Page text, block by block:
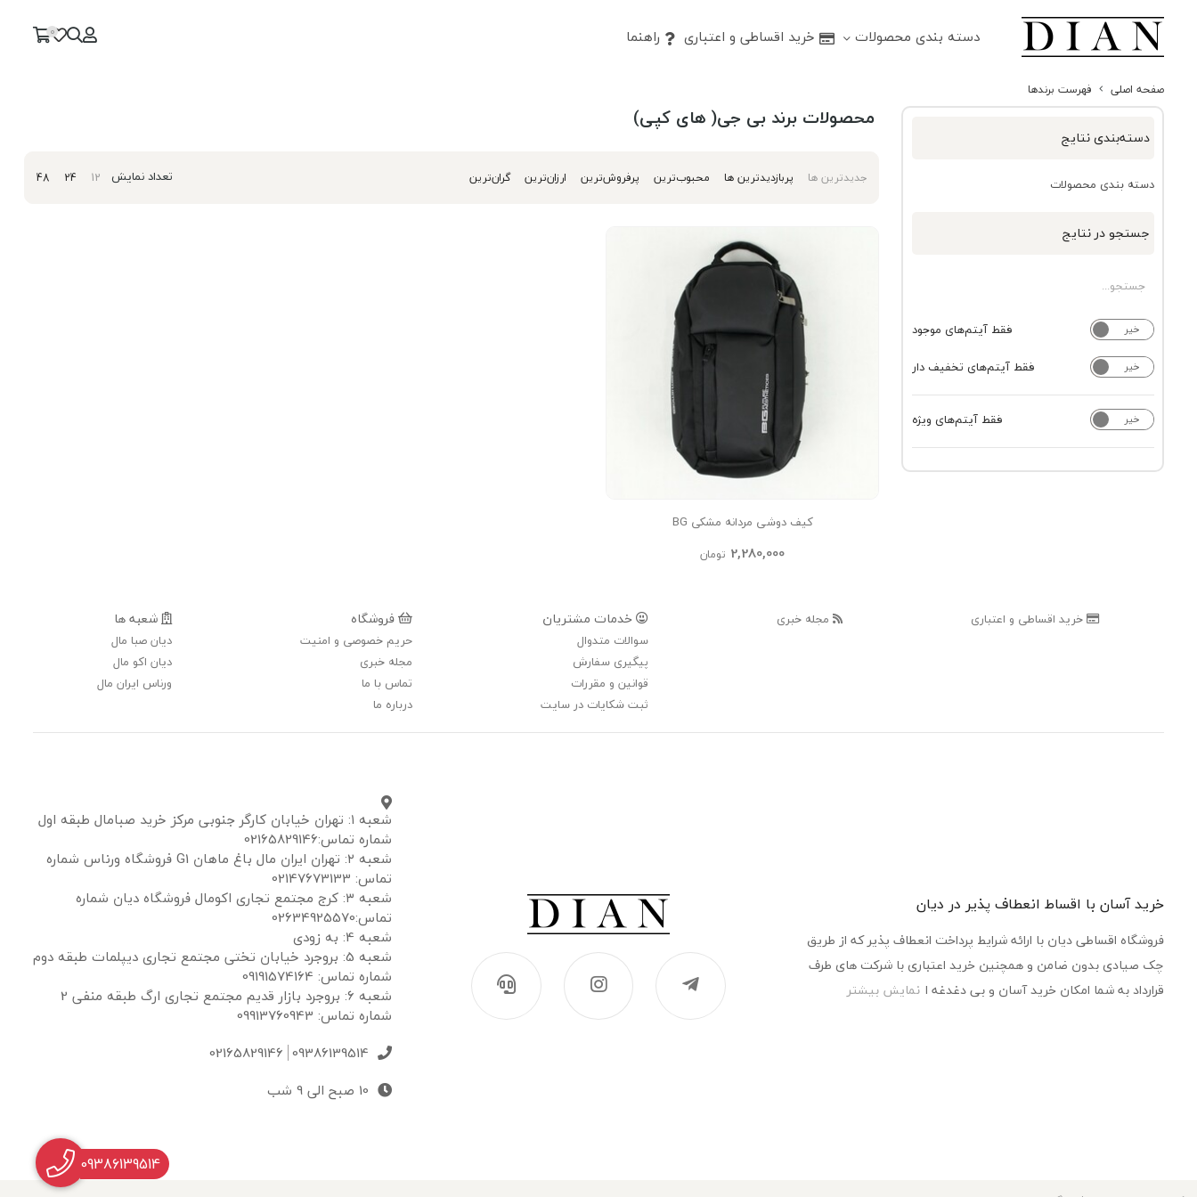
دسته بندی محصولات خرید اقساطی و اعتباری راهنما 0
صفحه اصلی فهرست برندها
دسته‌بندی نتایج
دسته بندی محصولات
جستجو در نتایج
خیر فقط آیتم‌های موجود
خیر فقط آیتم‌های تخفیف دار
خیر فقط آیتم‌های ویژه
محصولات برند بی جی( های کپی)
جدیدترین ها پربازدیدترین ها محبوب‌‌ترین پرفروش‌ترین ارزان‌ترین گران‌ترین تعداد نمایش 12
24
48
کیف دوشی مردانه مشکی BG
2,280,000 تومان
خرید اقساطی و اعتباری مجله خبری خدمات مشتریان
سوالات متدوال
پیگیری سفارش
قوانین و مقررات
ثبت شکایات در سایت
فروشگاه
حریم خصوصی و امنیت
مجله خبری
تماس با ما
درباره ما
شعبه ها
دیان صبا مال
دیان اکو مال
ورناس ایران مال
خرید آسان با اقساط انعطاف پذیر در دیان
فروشگاه اقساطی دیان با ارائه شرایط پرداخت انعطاف پذیر که از طریق
چک صیادی بدون ضامن و همچنین خرید اعتباری با شرکت های طرف
قرارداد به شما امکان خرید آسان و بی دغدغه ا نمایش بیشتر
شعبه ۱: تهران خیابان کارگر جنوبی مرکز خرید صبامال طبقه اول
شماره تماس:02165829146
شعبه ۲: تهران ایران مال باغ ماهان G1 فروشگاه ورناس شماره
تماس: 02147673133
شعبه ۳: کرج مجتمع تجاری اکومال فروشگاه دیان شماره
تماس:02634925570
شعبه 4: به زودی
شعبه 5: بروجرد خیابان تختی مجتمع تجاری دیپلمات طبقه دوم
شماره تماس: 09191574164
شعبه 6: بروجرد بازار قدیم مجتمع تجاری ارگ طبقه منفی 2
شماره تماس: 09913760943
09386139514
02165829146
10 صبح الی 9 شب
09386139514